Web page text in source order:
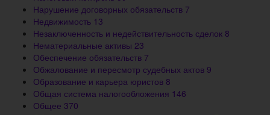
Нарушение договорных обязательств 7
Недвижимость 13
Незаключенность и недействительность сделок 8
Нематериальные активы 23
Обеспечение обязательств 7
Обжалование и пересмотр судебных актов 9
Образование и карьера юристов 8
Общая система налогообложения 146
Общее 370